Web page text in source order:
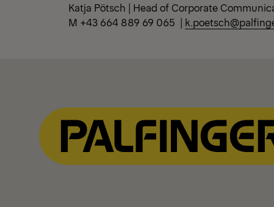
Katja Pötsch | Head of Corporate
M +43 664 889 69 065 |